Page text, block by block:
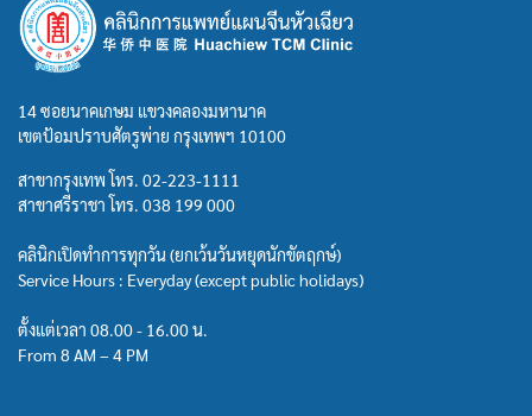
14 ซอยนาคเกษม แขวงคลองมหานาค
เขตป้อมปราบศัตรูพ่าย กรุงเทพฯ 10100
สาขากรุงเทพ โทร. 02-223-1111
สาขาศรีราชา โทร. 038 199 000
คลินิกเปิดทำการทุกวัน (ยกเว้นวันหยุดนักขัตฤกษ์)
Service Hours : Everyday (except public holidays)
ตั้งแต่เวลา 08.00 - 16.00 น.
From 8 AM – 4 PM